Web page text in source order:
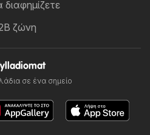
ζώνη
σε ένα σημείο